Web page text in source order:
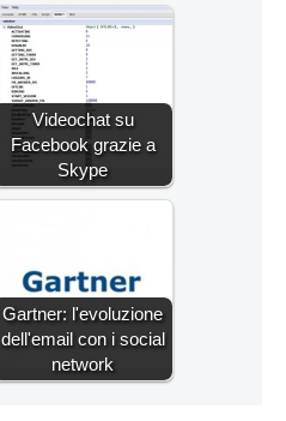
Videochat su
Facebook grazie a
Skype
Gartner: l'evoluzione
dell'email con i social
network